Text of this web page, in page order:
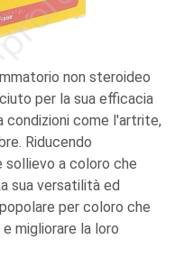
non steroideo
per la sua efficacia
condizioni come l'artrite,
Riducendo
sollievo a coloro che
sua versatilità ed
per coloro che
migliorare la loro